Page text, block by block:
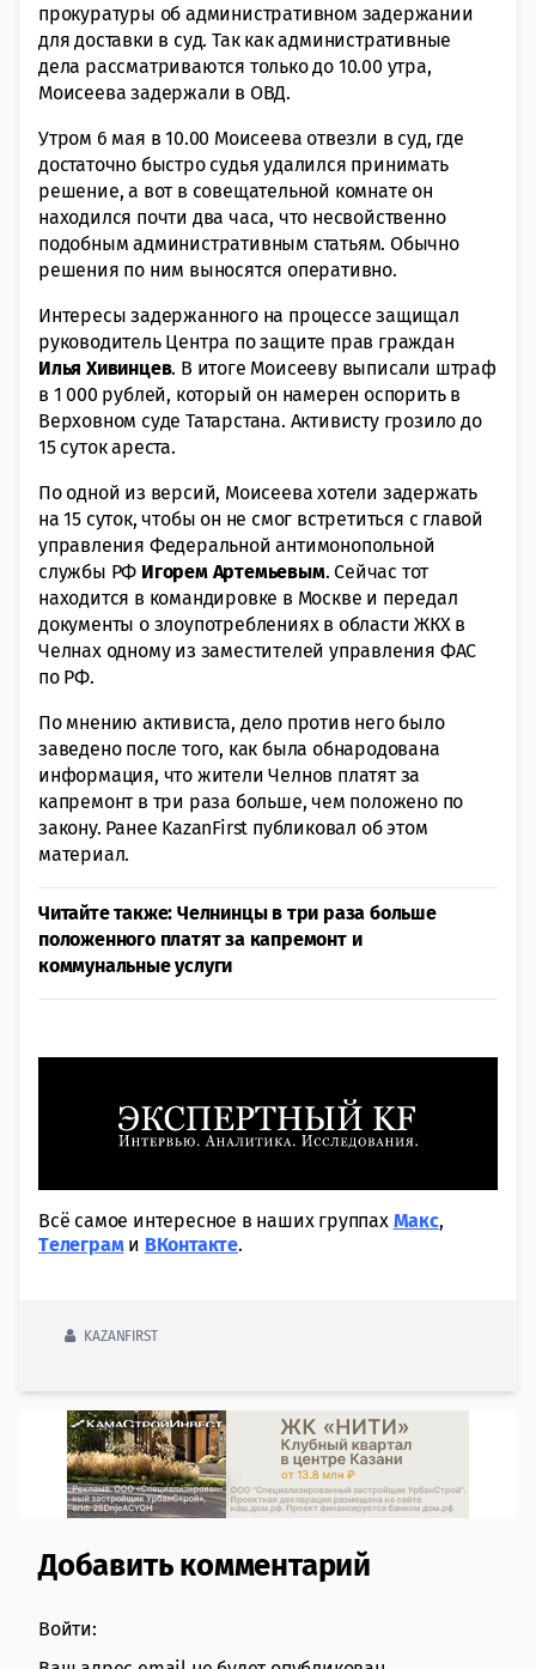
прокуратуры об административном задержании
для доставки в суд. Так как административные
дела рассматриваются только до 10.00 утра,
Моисеева задержали в ОВД.
Утром 6 мая в 10.00 Моисеева отвезли в суд, где
достаточно быстро судья удалился принимать
решение, а вот в совещательной комнате он
находился почти два часа, что несвойственно
подобным административным статьям. Обычно
решения по ним выносятся оперативно.
Интересы задержанного на процессе защищал
руководитель Центра по защите прав граждан
Илья Хивинцев. В итоге Моисееву выписали штраф
в 1 000 рублей, который он намерен оспорить в
Верховном суде Татарстана. Активисту грозило до
15 суток ареста.
По одной из версий, Моисеева хотели задержать
на 15 суток, чтобы он не смог встретиться с главой
управления Федеральной антимонопольной
службы РФ Игорем Артемьевым. Сейчас тот
находится в командировке в Москве и передал
документы о злоупотреблениях в области ЖКХ в
Челнах одному из заместителей управления ФАС
по РФ.
По мнению активиста, дело против него было
заведено после того, как была обнародована
информация, что жители Челнов платят за
капремонт в три раза больше, чем положено по
закону. Ранее KazanFirst публиковал об этом
материал.
Читайте также: Челнинцы в три раза больше
положенного платят за капремонт и
коммунальные услуги
Всё самое интересное в наших группах Макс,
Tелеграми ВКонтакте.
KAZANFIRST
Comment section
Добавить комментарий
Войти: